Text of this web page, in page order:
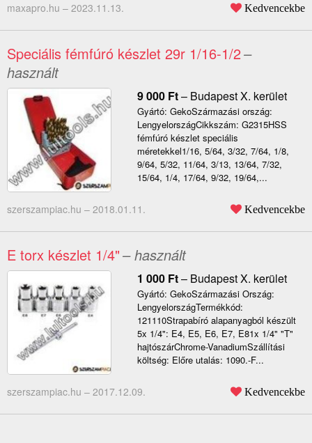
maxapro.hu – 2023.11.13. Kedvencekbe
Speciális fémfúró készlet 29r 1/16-1/2–
használt
9 000 Ft– Budapest X. kerület
Gyártó: GekoSzármazási ország:
LengyelországCikkszám: G2315HSS
fémfúró készlet speciális
méretekkel1/16, 5/64, 3/32, 7/64, 1/8,
9/64, 5/32, 11/64, 3/13, 13/64, 7/32,
15/64, 1/4, 17/64, 9/32, 19/64,...
szerszampiac.hu – 2018.01.11. Kedvencekbe
E torx készlet 1/4"– használt
1 000 Ft– Budapest X. kerület
Gyártó: GekoSzármazási Ország:
LengyelországTermékkód:
121110Strapabíró alapanyagból készült
5x 1/4": E4, E5, E6, E7, E81x 1/4" "T"
hajtószárChrome-VanadiumSzállítási
költség: Előre utalás: 1090.-F...
szerszampiac.hu – 2017.12.09. Kedvencekbe